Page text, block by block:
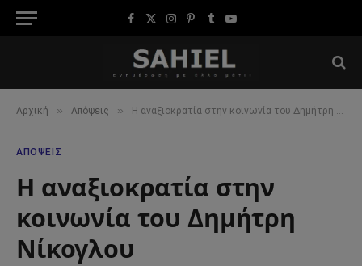
Facebook
X
Instagram
Pinterest
TumblrYouTube
Αρχική » Απόψεις » Η αναξιοκρατία στην κοινωνία του Δημήτρη Νίκογλου
ΑΠΌΨΕΙΣ
Η αναξιοκρατία στην
κοινωνία του Δημήτρη
Νίκογλου